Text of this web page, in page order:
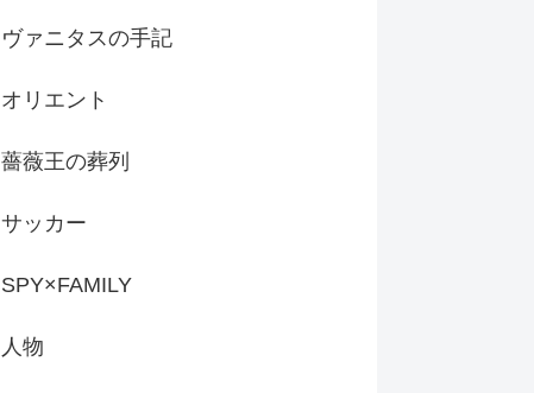
ヴァニタスの手記
オリエント
薔薇王の葬列
サッカー
SPY×FAMILY
人物